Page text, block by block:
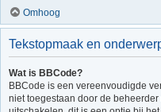
Omhoog
Tekstopmaak en
Wat is BBCode?
BBCode is een vereenvoudigde
niet toegestaan door de